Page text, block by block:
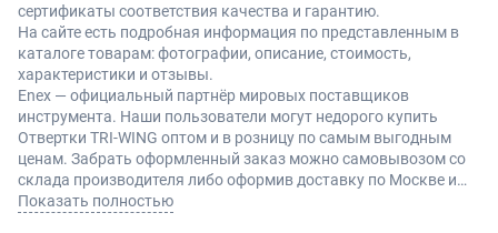
сертификаты соответствия качества и гарантию.
На сайте есть подробная информация по представленным в
каталоге товарам: фотографии, описание, стоимость,
характеристики и отзывы.
Enex — официальный партнёр мировых поставщиков
инструмента. Наши пользователи могут недорого купить
Отвертки TRI-WING оптом и в розницу по самым выгодным
ценам. Забрать оформленный заказ можно самовывозом со
склада производителя либо оформив доставку по Москве и
другие регионы России.
Показать полностью